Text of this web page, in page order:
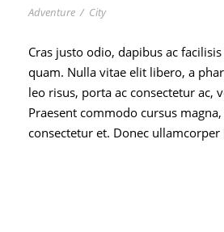
Adventure / City
Cras justo odio, dapibus ac
quam. Nulla vitae elit libero, a
leo risus, porta ac consectetur ac,
Praesent commodo cursus
consectetur et. Donec